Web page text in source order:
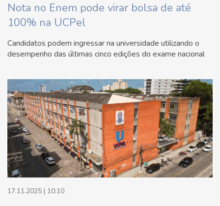
Nota no Enem pode virar bolsa de até
100% na UCPel
Candidatos podem ingressar na universidade utilizando o
desempenho das últimas cinco edições do exame nacional
17.11.2025 | 10:10